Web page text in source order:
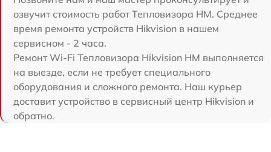
озвучит стоимость работ Тепловизора HM. Среднее
время ремонта устройств Hikvision в нашем
сервисном - 2 часа.
Ремонт Wi-Fi Тепловизора Hikvision HM выполняется
на выезде, если не требует специального
оборудования и сложного ремонта. Наш курьер
доставит устройство в сервисный центр Hikvision и
обратно.